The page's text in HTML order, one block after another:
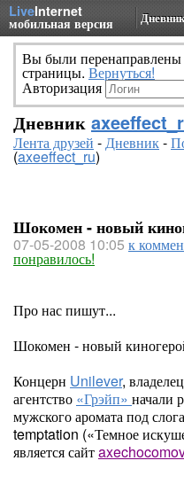
LiveInternet
мобильная версия
Вы были
страницы. Вернуться!
Авторизация
Дневник
Лента друзей -Дневник-
(axeeffect_ru)
Шокомен - новый
07-05-2008 10:05 к
понравилось!
Про нас пишут...
Шокомен - новый
Концерн Unilever,
агентство «Грэйп» начали
мужского аромата под
temptation («Темное
является сайт